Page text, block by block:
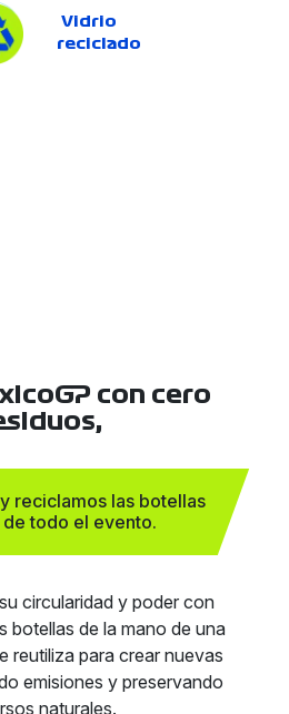
Vidrio
reciclado
con cero
reciclamos las botellas
todo el evento.
circularidad y poder con
botellas de la mano de una
reutiliza para crear nuevas
emisiones y preservando
naturales.